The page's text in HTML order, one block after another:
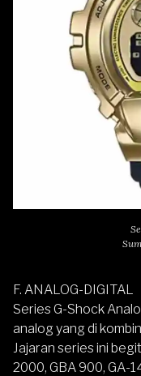
F. ANALOG-DIGITAL
Series G-Shock
analog yang di
Jajaran series ini
2000, GBA 900, GA-